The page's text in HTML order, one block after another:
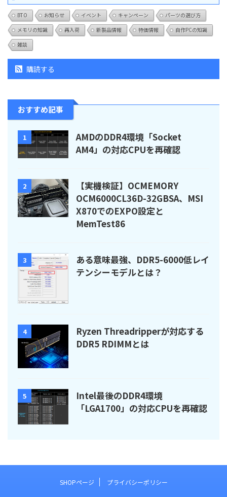
BTO お知らせ イベント キャンペーン
パーツの選び方
メモリの知識
再入荷 新製品情報 特価情報
自作PCの知識
雑談
購読する
おすすめ記事
1
AMDのDDR4環境「Socket
AM4」の対応CPUを再確認
2
【実機検証】OCMEMORY
OCM6000CL36D-32GBSA、MSI
X870でのEXPO設定と
MemTest86
3
ある意味最強、DDR5-6000低レイ
テンシーモデルとは？
4
Ryzen Threadripperが対応する
DDR5 RDIMMとは
5
Intel最後のDDR4環境
「LGA1700」の対応CPUを再確認
SHOPページ プライバシーポリシー